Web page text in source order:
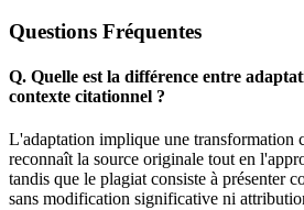
Questions Fréquentes
Q. Quelle est la différence entre
contexte citationnel ?
L'adaptation implique une transformation
reconnaît la source originale tout en
tandis que le plagiat consiste à présenter
sans modification significative ni